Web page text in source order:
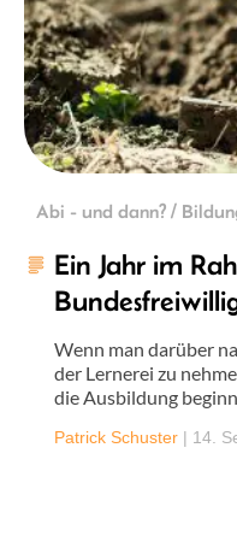
Abi - und dann? /
Ein Jahr im
Wenn man darüber
der Lernerei zu
die Ausbildung
Patrick Schuster | 14.